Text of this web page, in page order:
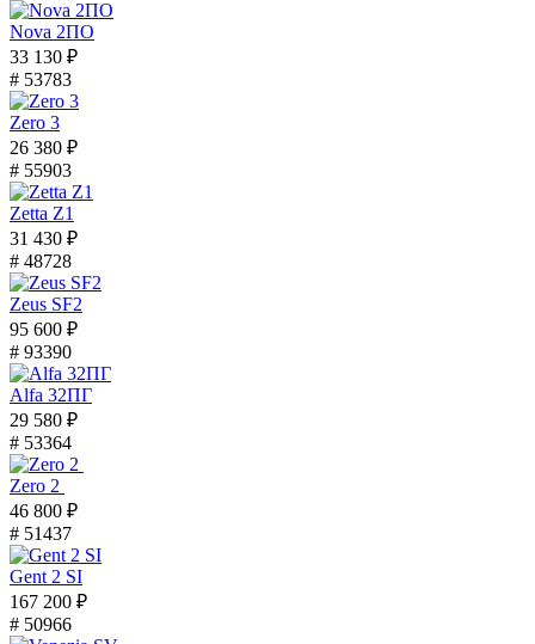
Nova 2ПО
33 130 ₽
# 53783
Zero 3
26 380 ₽
# 55903
Zetta Z1
31 430 ₽
# 48728
Zeus SF2
95 600 ₽
# 93390
Alfa 32ПГ
29 580 ₽
# 53364
Zero 2
46 800 ₽
# 51437
Gent 2 SI
167 200 ₽
# 50966